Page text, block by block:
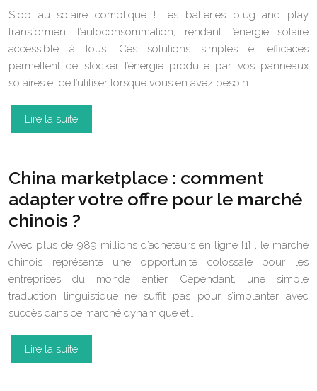
Stop au solaire compliqué ! Les batteries plug and play
transforment l’autoconsommation, rendant l’énergie solaire
accessible à tous. Ces solutions simples et efficaces
permettent de stocker l’énergie produite par vos panneaux
solaires et de l’utiliser lorsque vous en avez besoin….
Lire la suite
China marketplace : comment
adapter votre offre pour le marché
chinois ?
Avec plus de 989 millions d’acheteurs en ligne [1] , le marché
chinois représente une opportunité colossale pour les
entreprises du monde entier. Cependant, une simple
traduction linguistique ne suffit pas pour s’implanter avec
succès dans ce marché dynamique et…
Lire la suite